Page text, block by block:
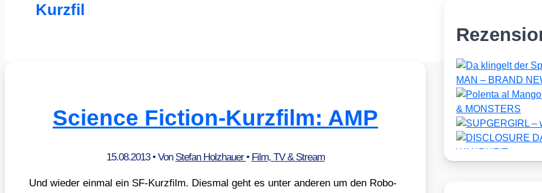
Kurzfil
Science Fiction-Kurzfilm: AMP
15.08.2013• Von Stefan Holzhauer• Film, TV & Stream
Und wie­der ein­mal ein SF-Kurz­film. Dies­mal geht es unter ande­ren um den Robo­